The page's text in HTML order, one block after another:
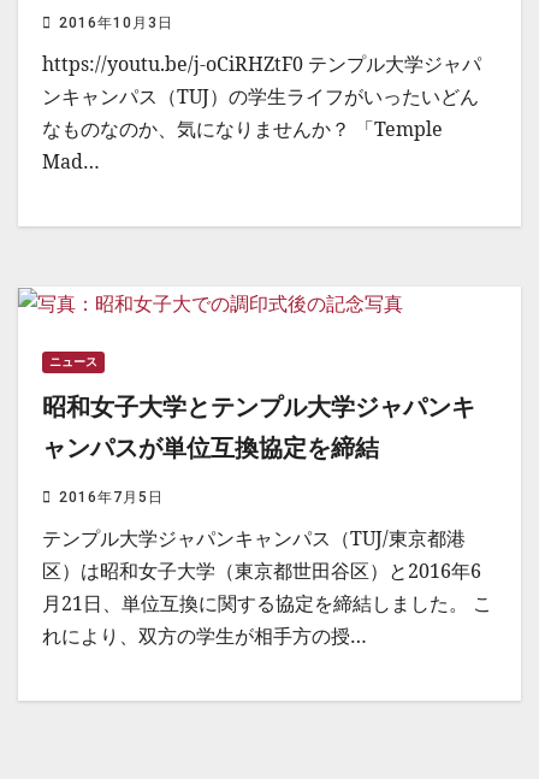
2016年10月3日
https://youtu.be/j-oCiRHZtF0 テンプル大学ジャパ
ンキャンパス（TUJ）の学生ライフがいったいどん
なものなのか、気になりませんか？ 「Temple
Mad…
ニュース
昭和女子大学とテンプル大学ジャパンキ
ャンパスが単位互換協定を締結
2016年7月5日
テンプル大学ジャパンキャンパス（TUJ/東京都港
区）は昭和女子大学（東京都世田谷区）と2016年6
月21日、単位互換に関する協定を締結しました。 こ
れにより、双方の学生が相手方の授…